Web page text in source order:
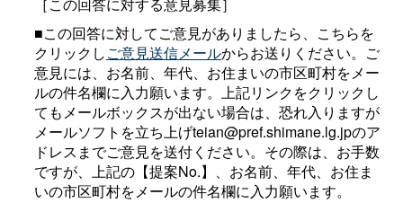
［この回答に対する意見募集］
■この回答に対してご意見がありましたら、こちらを
クリックしご意見送信メールからお送りください。ご
意見には、お名前、年代、お住まいの市区町村をメー
ルの件名欄に入力願います。上記リンクをクリックし
てもメールボックスが出ない場合は、恐れ入りますが
メールソフトを立ち上げteian@pref.shimane.lg.jpのア
ドレスまでご意見を送付ください。その際は、お手数
ですが、上記の【提案No.】、お名前、年代、お住ま
いの市区町村をメールの件名欄に入力願います。